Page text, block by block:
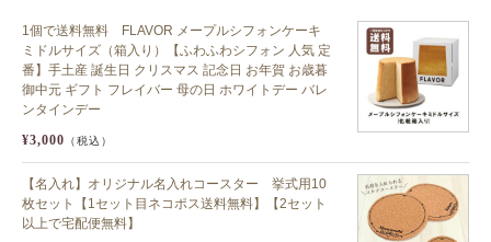
1個で送料無料 FLAVOR メープルシフォンケーキ
ミドルサイズ（箱入り）【ふわふわシフォン 人気 定
番】手土産 誕生日 クリスマス 記念日 お年賀 お歳暮
御中元 ギフト フレイバー 母の日 ホワイトデー バレ
ンタインデー
¥3,000 （税込）
【名入れ】オリジナル名入れコースター 挙式用10
枚セット【1セット目ネコポス送料無料】【2セット
以上で宅配便無料】